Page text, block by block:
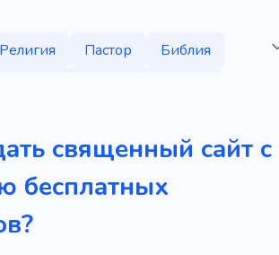
Религия Пастор
Библия
Помощь
Волонтер
Богослужение
священный сайт с
бесплатных